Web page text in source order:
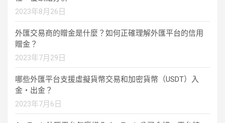
2023年8月26日
外匯交易商的贈金是什麼？如何正確理解外匯平台的信用
贈金？
2023年7月29日
哪些外匯平台支援虛擬貨幣交易和加密貨幣（USDT）入
金・出金？
2023年7月6日